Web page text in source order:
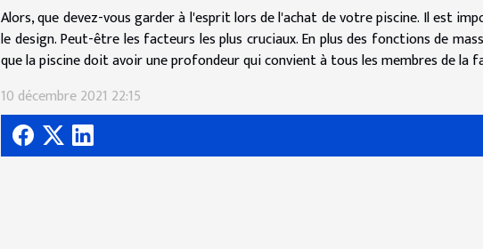
Alors, que devez-vous garder à l'esprit lors de l'achat de votre piscine. Il est
le design. Peut-être les facteurs les plus cruciaux. En plus des fonctions de
que la piscine doit avoir une profondeur qui convient à tous les membres de la
10 décembre 2021 22:15